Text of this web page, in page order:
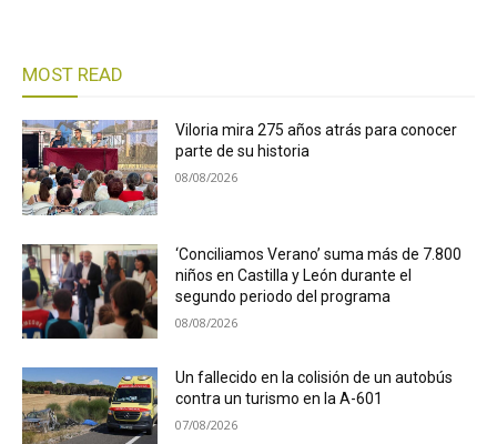
MOST READ
Viloria mira 275 años atrás para conocer
parte de su historia
08/08/2026
‘Conciliamos Verano’ suma más de 7.800
niños en Castilla y León durante el
segundo periodo del programa
08/08/2026
Un fallecido en la colisión de un autobús
contra un turismo en la A-601
07/08/2026